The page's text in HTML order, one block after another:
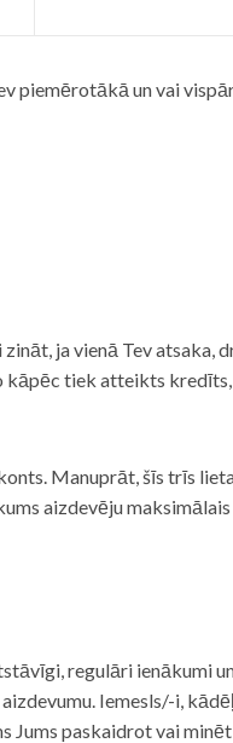
piemērotākā un vai
ja vienā Tev atsaka,
kāpēc tiek atteikts
Manuprāt, šīs trīs
aizdevēju
regulāri ienākumi
Iemesls/-i, kādēļ
Jums paskaidrot vai